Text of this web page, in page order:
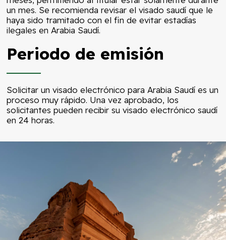
un mes. Se recomienda revisar el visado saudí que le
haya sido tramitado con el fin de evitar estadías
ilegales en Arabia Saudí.
Periodo de emisión
Solicitar un visado electrónico para Arabia Saudí es un
proceso muy rápido. Una vez aprobado, los
solicitantes pueden recibir su visado electrónico saudí
en 24 horas.